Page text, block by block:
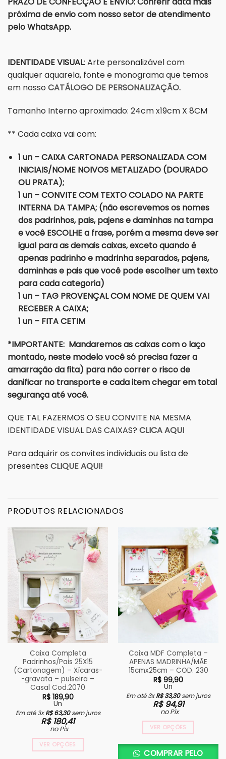
próxima de envio com nosso setor de atendimento
pelo WhatsApp.
IDENTIDADE VISUAL: Arte personalizável com
qualquer aquarela, fonte e monograma que temos
em nossoCATÁLOGO DE PERSONALIZAÇÃO.
Tamanho Interno aproximado: 24cm x19cm X 8CM
** Cada caixa vai com:
1 un – CAIXA CARTONADA PERSONALIZADA COM
INICIAIS/NOME NOIVOS METALIZADO (DOURADO
OU PRATA);
1 un – CONVITE COM TEXTO COLADO NA PARTE
INTERNA DA TAMPA; (não escrevemos os nomes
dos padrinhos, pais, pajens e daminhas na tampa
e você ESCOLHE a frase, porém a mesma deve ser
igual para as demais caixas, exceto quando é
apenas padrinho e madrinha separados, pajens,
daminhas e pais que você pode escolher um texto
para cada categoria)
1 un – TAG PROVENÇAL COM NOME DE QUEM VAI
RECEBER A CAIXA;
1 un – FITA CETIM
*IMPORTANTE: Mandaremos as caixas com o laço
montado, neste modelo você só precisa fazer a
amarração da fita) para não correr o risco de
danificar no transporte e cada item chegar em total
segurança até você.
QUE TAL FAZERMOS O SEU CONVITE NA MESMA
IDENTIDADE VISUAL DAS CAIXAS? CLICA AQUI
Para adquirir os convites individuais ou lista de
presentes CLIQUE AQUI!
PRODUTOS RELACIONADOS
Caixa Completa
Padrinhos/Pais 25X15
(Cartonagem) – Xícaras-
-gravata – pulseira –
Casal Cod.2070
R$189,90
Un
Em até 3xR$63,30sem juros
R$180,41
no Pix
VER OPÇÕES
Caixa MDF Completa –
APENAS MADRINHA/MÃE
15cmx25cm – COD. 230
R$ 99,90
Un
Em até 3xR$33,30sem juros
R$94,91
no Pix
VER OPÇÕES
COMPRAR PELO